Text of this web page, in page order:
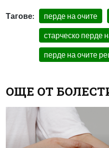
Тагове: перде на очите
старческо перде
перде на очите
ОЩЕ ОТ